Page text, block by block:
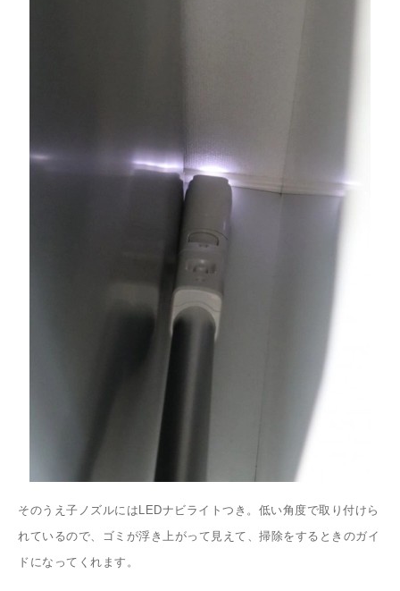
そのうえ子ノズルにはLEDナビライトつき。低い角度で取り付けら
れているので、ゴミが浮き上がって見えて、掃除をするときのガイ
ドになってくれます。